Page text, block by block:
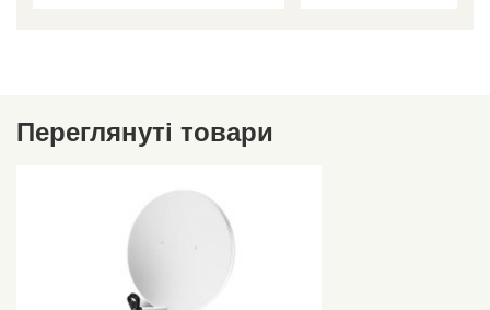
Переглянуті товари